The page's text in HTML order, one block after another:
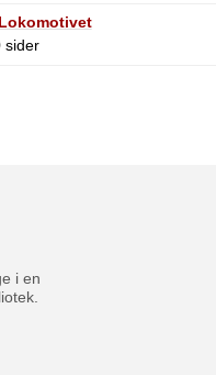
sider
i en